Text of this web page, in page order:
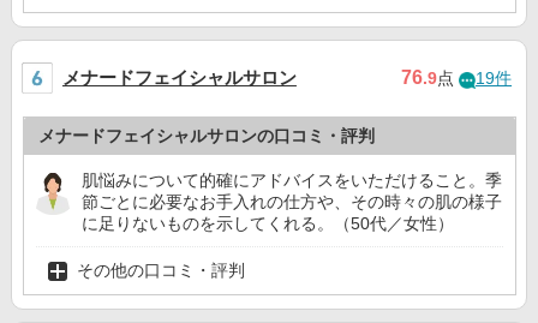
メナードフェイシャルサロン 76.9点 19件
メナードフェイシャルサロンの口コミ・評判
肌悩みについて的確にアドバイスをいただけること。季
節ごとに必要なお手入れの仕方や、その時々の肌の様子
に足りないものを示してくれる。（50代／女性）
その他の口コミ・評判